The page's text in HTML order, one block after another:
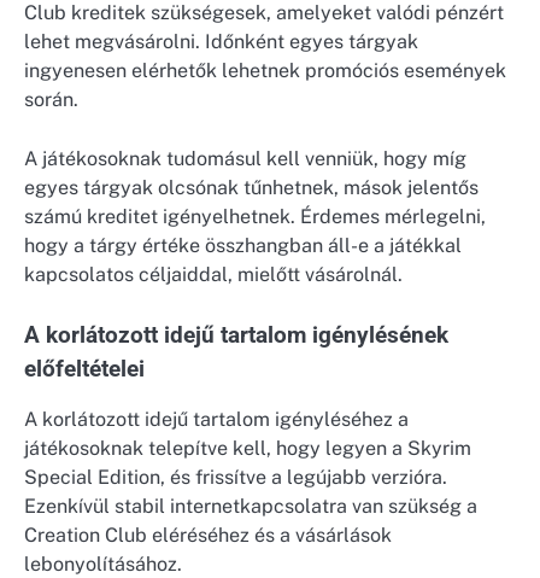
Club kreditek szükségesek, amelyeket valódi pénzért
lehet megvásárolni. Időnként egyes tárgyak
ingyenesen elérhetők lehetnek promóciós események
során.
A játékosoknak tudomásul kell venniük, hogy míg
egyes tárgyak olcsónak tűnhetnek, mások jelentős
számú kreditet igényelhetnek. Érdemes mérlegelni,
hogy a tárgy értéke összhangban áll-e a játékkal
kapcsolatos céljaiddal, mielőtt vásárolnál.
A korlátozott idejű tartalom igénylésének
előfeltételei
A korlátozott idejű tartalom igényléséhez a
játékosoknak telepítve kell, hogy legyen a Skyrim
Special Edition, és frissítve a legújabb verzióra.
Ezenkívül stabil internetkapcsolatra van szükség a
Creation Club eléréséhez és a vásárlások
lebonyolításához.